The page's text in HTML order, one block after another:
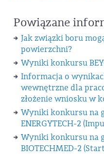
Powiązane
Jak związki boru
powierzchni?
Wyniki konkursu
Informacja o
wewnętrzne dla
złożenie wniosku w
Wyniki konkursu na
ENERGYTECH-2
Wyniki konkursu na
BIOTECHMED-2